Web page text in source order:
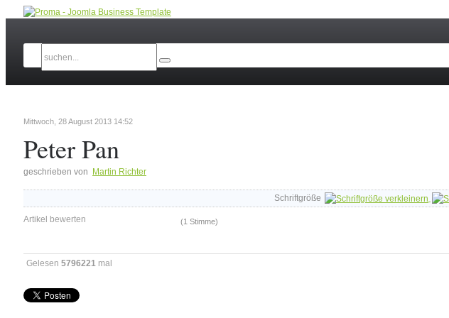
Mittwoch, 28 August 2013 14:52
Peter Pan
geschrieben von Martin Richter
Schriftgröße
Artikel bewerten (1 Stimme)
Gelesen 5796221 mal